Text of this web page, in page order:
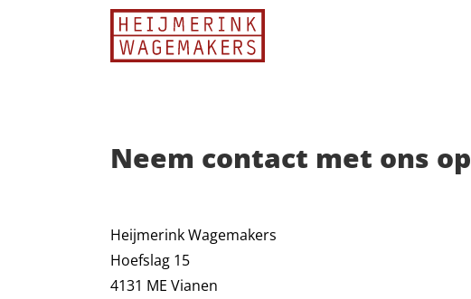
Neem contact met ons op
Heijmerink Wagemakers
Hoefslag 15
4131 ME Vianen